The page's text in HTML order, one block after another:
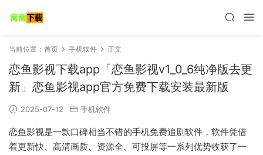
当前位置： 首页 手机软件 正文
恋鱼影视下载app「恋鱼影视v1_0_6纯净版去更
新」恋鱼影视app官方免费下载安装最新版
2025-07-12 手机软件
恋鱼影视是一款口碑相当不错的手机免费追剧软件，软件凭借
着更新快、高清画质、资源全、可投屏等一系列优势收获了一